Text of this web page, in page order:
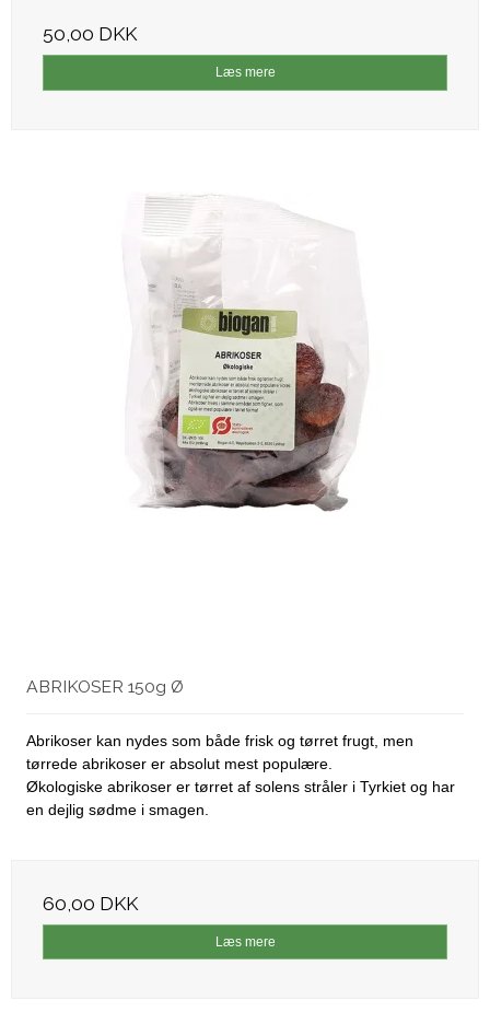
50,00 DKK
Læs mere
ABRIKOSER 150g Ø
Abrikoser kan nydes som både frisk og tørret frugt, men
tørrede abrikoser er absolut mest populære.
Økologiske abrikoser er tørret af solens stråler i Tyrkiet og har
en dejlig sødme i smagen.
60,00 DKK
Læs mere